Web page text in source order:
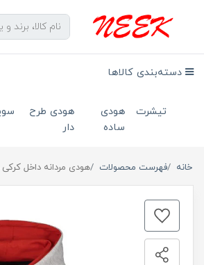
دسته‌بندی کالاها
تیشرت
هودی
ساده
هودی طرح
دار
خانه فهرست محصولات هودی مردانه داخل کرکی